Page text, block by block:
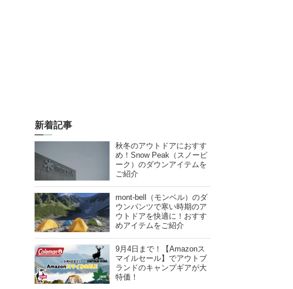
新着記事
秋冬のアウトドアにおすす
め！Snow Peak（スノーピ
ーク）のダウンアイテムを
ご紹介
mont-bell（モンベル）のダ
ウンパンツで寒い時期のア
ウトドアを快適に！おすす
めアイテムをご紹介
9月4日まで！【Amazonス
マイルセール】でアウトブ
ランドのキャンプギアが大
特価！